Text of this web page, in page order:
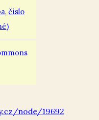
,číslo
node/19692